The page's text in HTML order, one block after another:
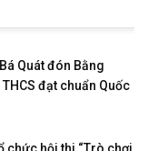
Quát đón Bằng
đạt chuẩn Quốc
mặt kỷ niệm 41 năm